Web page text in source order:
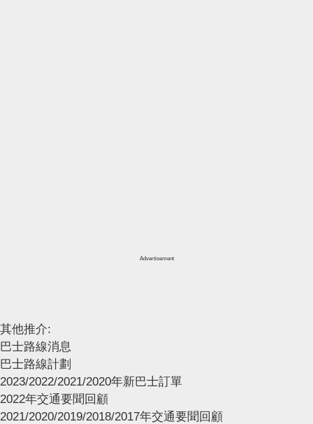
Advertisement
其他推介:
巴士路線消息
巴士路線計劃
2023/2022/2021/2020年新巴士訂單
2022年交通要聞回顧
2021/2020/2019/2018/2017年交通要聞回顧